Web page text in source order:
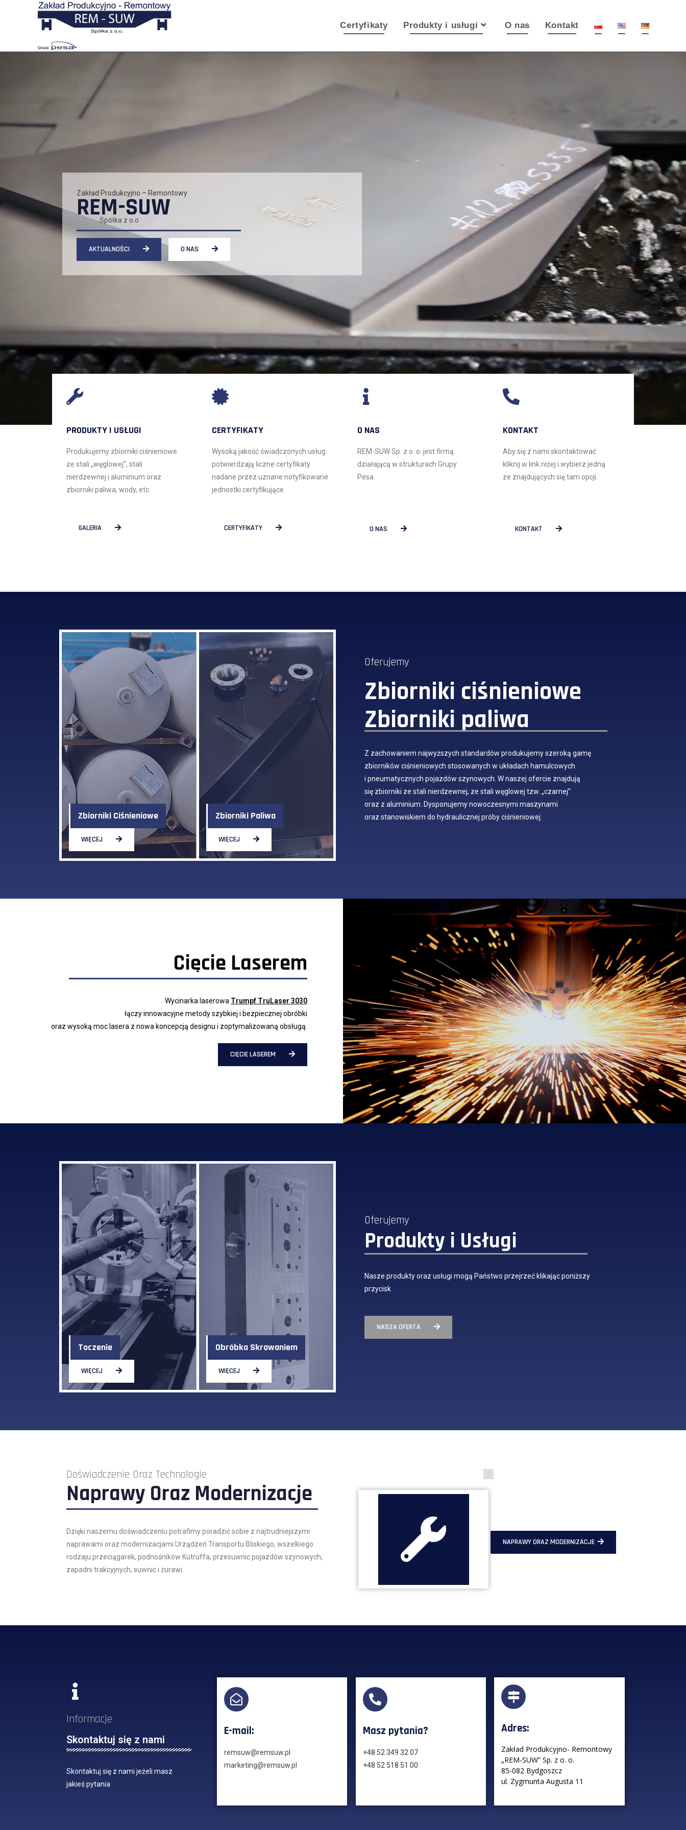
Certyfikaty Produkty i usługi O nas Kontakt
Zakład Produkcyjno – Remontowy
REM-SUW
Spółka z o.o
AKTUALNOŚCI O NAS
PRODUKTY I USŁUGI
Produkujemy zbiorniki ciśnieniowe
ze stali „węglowej”, stali
nierdzewnej i aluminium oraz
zbiorniki paliwa, wody, etc.
GALERIA
CERTYFIKATY
Wysoką jakość świadczonych usług
potwierdzają liczne certyfikaty
nadane przez uznane notyfikowane
jednostki certyfikujące.
CERTYFIKATY
O NAS
REM-SUW Sp. z o. o. jest firmą
działającą w strukturach Grupy
Pesa.
O NAS
KONTAKT
Aby się z nami skontaktować
kliknij w link niżej i wybierz jedną
ze znajdujących się tam opcji.
KONTAKT
Zbiorniki Ciśnieniowe
WIĘCEJ
Zbiorniki Paliwa
WIĘCEJ
Oferujemy
Zbiorniki ciśnieniowe
Zbiorniki paliwa
Z zachowaniem najwyższych standardów produkujemy szeroką gamę
zbiorników ciśnieniowych stosowanych w układach hamulcowych
i pneumatycznych pojazdów szynowych. W naszej ofercie znajdują
się zbiorniki ze stali nierdzewnej, ze stali węglowej tzw. „czarnej”
oraz z aluminium. Dysponujemy nowoczesnymi maszynami
oraz stanowiskiem do hydraulicznej próby ciśnieniowej.
Cięcie Laserem
Wycinarka laserowa Trumpf TruLaser 3030
łączy innowacyjne metody szybkiej i bezpiecznej obróbki
oraz wysoką moc lasera z nowa koncepcją designu i zoptymalizowaną obsługą.
CIĘCIE LASEREM
Toczenie
WIĘCEJ
Obróbka Skrawaniem
WIĘCEJ
Oferujemy
Produkty i Usługi
Nasze produkty oraz usługi mogą Państwo przejrzeć klikając poniższy
przycisk
NASZA OFERTA
Doświadczenie Oraz Technologie
Naprawy Oraz Modernizacje
Dzięki naszemu doświadczeniu potrafimy poradzić sobie z najtrudniejszymi
naprawami oraz modernizacjami Urządzeń Transportu Bliskiego, wszelkiego
rodzaju przeciągarek, podnośników Kutruffa, przesuwnic pojazdów szynowych,
zapadni trakcyjnych, suwnic i żurawi.
NAPRAWY ORAZ MODERNIZACJE
Informacje
Skontaktuj się z nami
Skontaktuj się z nami jeżeli masz
jakieś pytania
E-mail:
remsuw@remsuw.pl
marketing@remsuw.pl
Masz pytania?
+48 52 349 32 07
+48 52 518 51 00
Adres:
Zakład Produkcyjno- Remontowy
„REM-SUW” Sp. z o. o.
85-082 Bydgoszcz
ul. Zygmunta Augusta 11